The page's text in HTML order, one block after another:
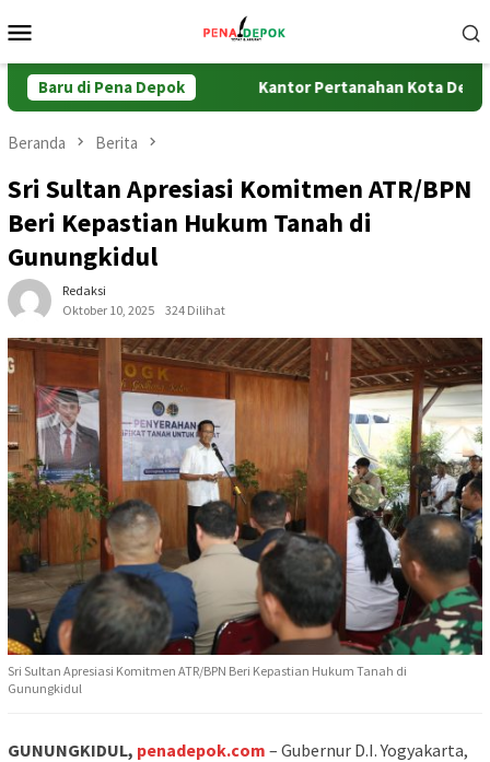
ke
Mobile
Baru di Pena Depok
Validasi BPHTB Kantor Pertanahan Kota Depok
Beranda Berita
Sri Sultan Apresiasi Komitmen ATR/BPN
Beri Kepastian Hukum Tanah di
Gunungkidul
Redaksi
Oktober 10, 2025
324 Dilihat
Sri Sultan Apresiasi Komitmen ATR/BPN Beri Kepastian Hukum Tanah di
Gunungkidul
GUNUNGKIDUL, penadepok.com – Gubernur D.I. Yogyakarta,